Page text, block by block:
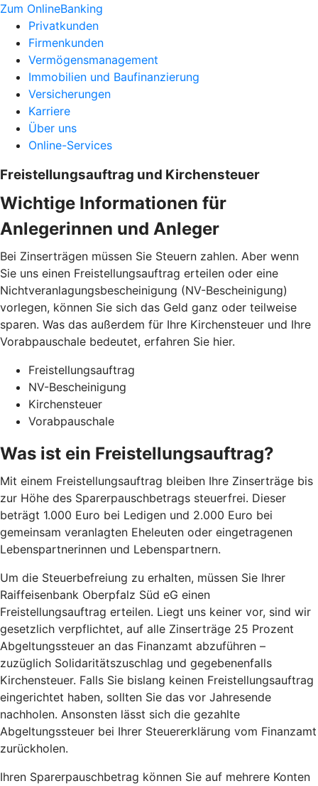
Zum OnlineBanking
Privatkunden
Firmenkunden
Vermögensmanagement
Immobilien und Baufinanzierung
Versicherungen
Karriere
Über uns
Online-Services
Freistellungsauftrag und Kirchensteuer
Wichtige Informationen für
Anlegerinnen und Anleger
Bei Zinserträgen müssen Sie Steuern zahlen. Aber wenn
Sie uns einen Freistellungsauftrag erteilen oder eine
Nichtveranlagungsbescheinigung (NV-Bescheinigung)
vorlegen, können Sie sich das Geld ganz oder teilweise
sparen. Was das außerdem für Ihre Kirchensteuer und Ihre
Vorabpauschale bedeutet, erfahren Sie hier.
Freistellungsauftrag
NV-Bescheinigung
Kirchensteuer
Vorabpauschale
Was ist ein Freistellungsauftrag?
Mit einem Freistellungsauftrag bleiben Ihre Zinserträge bis
zur Höhe des Sparerpauschbetrags steuerfrei. Dieser
beträgt 1.000 Euro bei Ledigen und 2.000 Euro bei
gemeinsam veranlagten Eheleuten oder eingetragenen
Lebenspartnerinnen und Lebenspartnern.
Um die Steuerbefreiung zu erhalten, müssen Sie Ihrer
Raiffeisenbank Oberpfalz Süd eG einen
Freistellungsauftrag erteilen. Liegt uns keiner vor, sind wir
gesetzlich verpflichtet, auf alle Zinserträge 25 Prozent
Abgeltungssteuer an das Finanzamt abzuführen –
zuzüglich Solidaritätszuschlag und gegebenenfalls
Kirchensteuer. Falls Sie bislang keinen Freistellungsauftrag
eingerichtet haben, sollten Sie das vor Jahresende
nachholen. Ansonsten lässt sich die gezahlte
Abgeltungssteuer bei Ihrer Steuererklärung vom Finanzamt
zurückholen.
Ihren Sparerpauschbetrag können Sie auf mehrere Konten